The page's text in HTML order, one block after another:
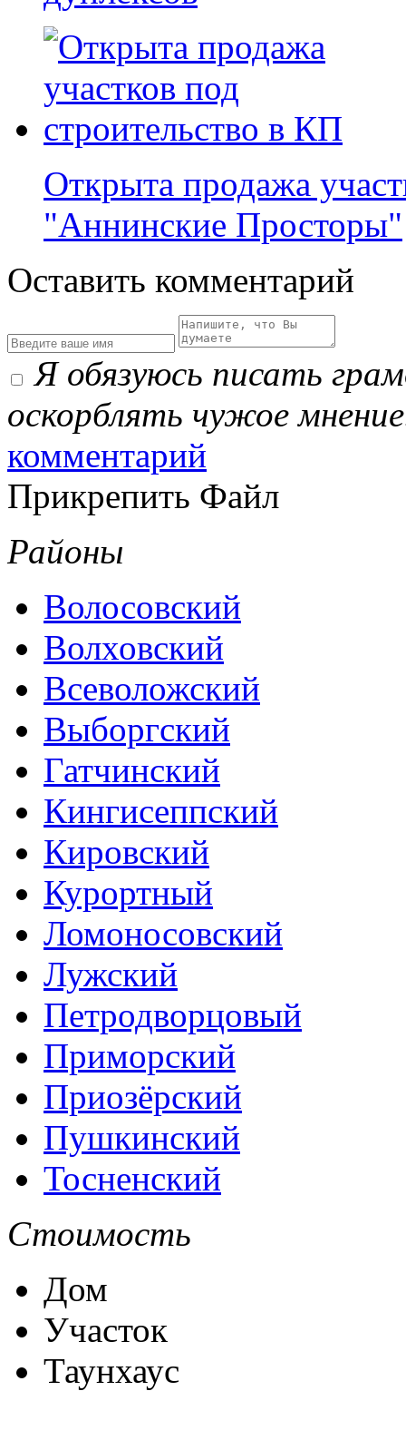
Открыта продажа
"Аннинские Просторы"
Оставить комментарий
Я обязуюсь писать
оскорблять чужое
комментарий
Прикрепить Файл
Районы
Волосовский
Волховский
Всеволожский
Выборгский
Гатчинский
Кингисеппский
Кировский
Курортный
Ломоносовский
Лужский
Петродворцовый
Приморский
Приозёрский
Пушкинский
Тосненский
Стоимость
Дом
Участок
Таунхаус